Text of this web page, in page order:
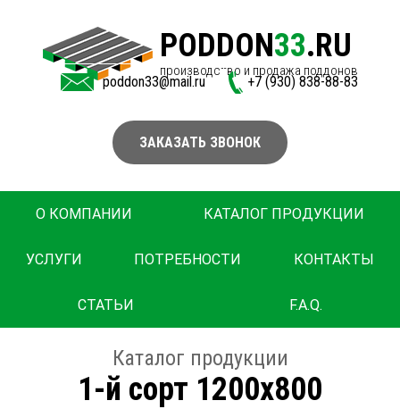
PODDON33.RU
производство и продажа поддонов
poddon33@mail.ru +7 (930) 838-88-83
ЗАКАЗАТЬ ЗВОНОК
О КОМПАНИИ КАТАЛОГ ПРОДУКЦИИ
УСЛУГИ ПОТРЕБНОСТИ КОНТАКТЫ
СТАТЬИ F.A.Q.
Каталог продукции
1-й сорт 1200х800